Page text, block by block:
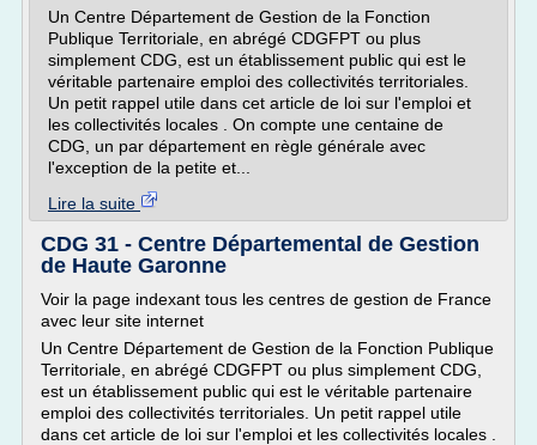
Un Centre Département de Gestion de la Fonction
Publique Territoriale, en abrégé CDGFPT ou plus
simplement CDG, est un établissement public qui est le
véritable partenaire emploi des collectivités territoriales.
Un petit rappel utile dans cet article de loi sur l'emploi et
les collectivités locales . On compte une centaine de
CDG, un par département en règle générale avec
l'exception de la petite et...
Lire la suite
CDG 31 - Centre Départemental de Gestion
de Haute Garonne
Voir la page indexant tous les centres de gestion de France
avec leur site internet
Un Centre Département de Gestion de la Fonction Publique
Territoriale, en abrégé CDGFPT ou plus simplement CDG,
est un établissement public qui est le véritable partenaire
emploi des collectivités territoriales. Un petit rappel utile
dans cet article de loi sur l'emploi et les collectivités locales .